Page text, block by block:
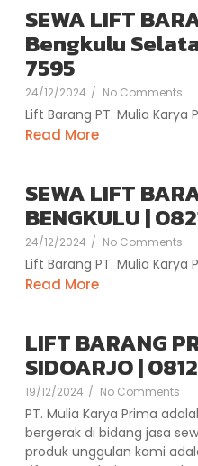
SEWA LIFT
Bengkulu
7595
24/12/2024 / No Comments
Lift Barang PT. Mulia Karya
Read More
SEWA LIFT
BENGKULU |
24/12/2024 / No Comments
Lift Barang PT. Mulia Karya
Read More
LIFT BARANG
SIDOARJO |
19/12/2024 / No Comments
PT. Mulia Karya Prima
bergerak di bidang jasa
produk unggulan kami